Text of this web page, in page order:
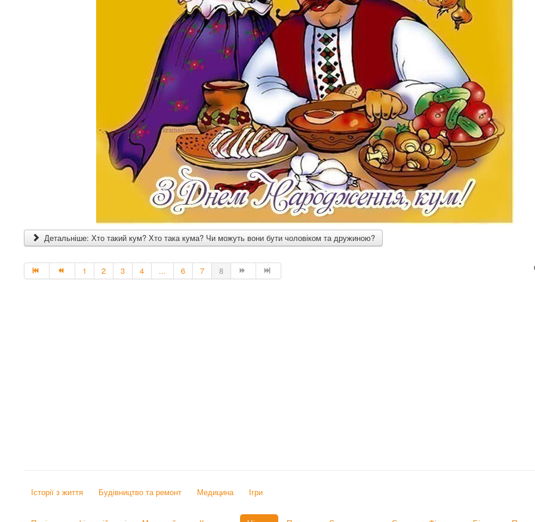
Детальніше: Хто такий кум? Хто така кума? Чи можуть вони бути чоловіком та дружиною?
1 2 3 4 ... 6 7 8
Історії з життя Будівництво та ремонт Медицина Ігри